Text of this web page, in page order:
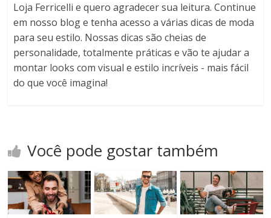
Loja Ferricelli e quero agradecer sua leitura. Continue
em nosso blog e tenha acesso a várias dicas de moda
para seu estilo. Nossas dicas são cheias de
personalidade, totalmente práticas e vão te ajudar a
montar looks com visual e estilo incríveis - mais fácil
do que você imagina!
Você pode gostar também